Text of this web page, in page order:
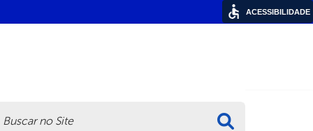
ACESSIBILIDADE